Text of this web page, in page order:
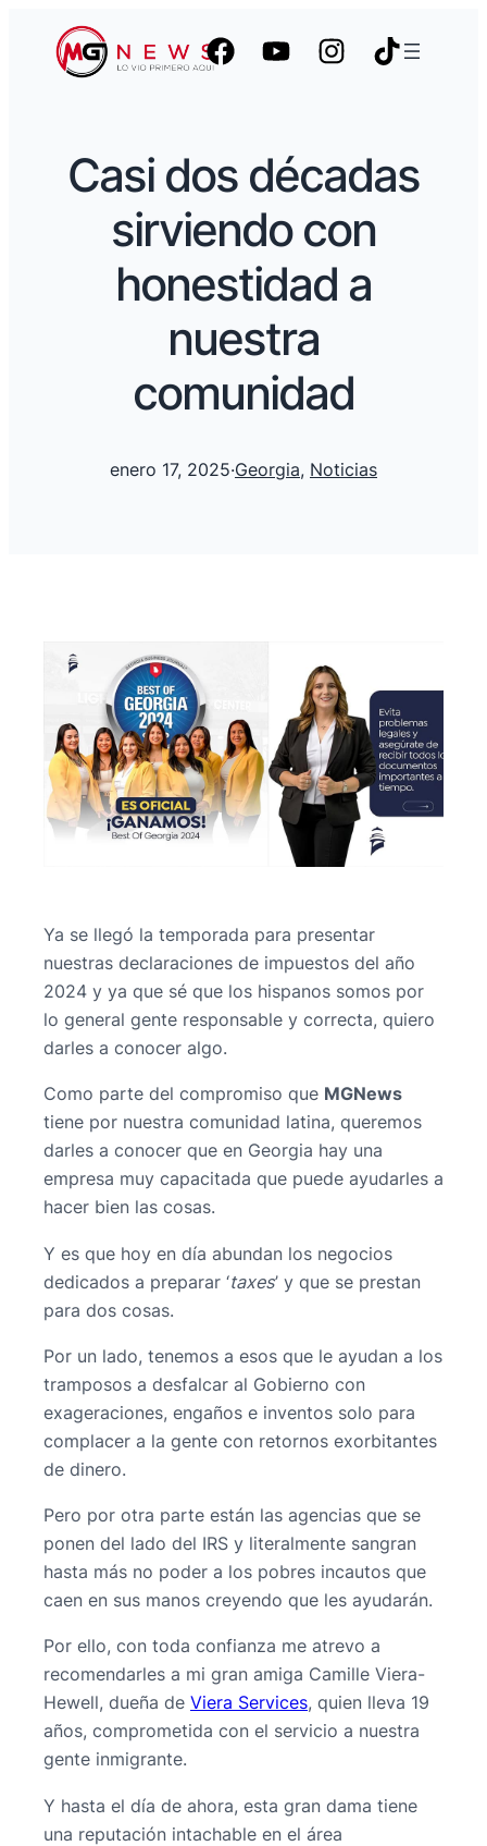
Casi dos décadas
sirviendo con
honestidad a
nuestra
comunidad
enero 17, 2025·Georgia, Noticias
Ya se llegó la temporada para presentar
nuestras declaraciones de impuestos del año
2024 y ya que sé que los hispanos somos por
lo general gente responsable y correcta, quiero
darles a conocer algo.
Como parte del compromiso que MGNews
tiene por nuestra comunidad latina, queremos
darles a conocer que en Georgia hay una
empresa muy capacitada que puede ayudarles a
hacer bien las cosas.
Y es que hoy en día abundan los negocios
dedicados a preparar ‘taxes’ y que se prestan
para dos cosas.
Por un lado, tenemos a esos que le ayudan a los
tramposos a desfalcar al Gobierno con
exageraciones, engaños e inventos solo para
complacer a la gente con retornos exorbitantes
de dinero.
Pero por otra parte están las agencias que se
ponen del lado del IRS y literalmente sangran
hasta más no poder a los pobres incautos que
caen en sus manos creyendo que les ayudarán.
Por ello, con toda confianza me atrevo a
recomendarles a mi gran amiga Camille Viera-
Hewell, dueña de Viera Services, quien lleva 19
años, comprometida con el servicio a nuestra
gente inmigrante.
Y hasta el día de ahora, esta gran dama tiene
una reputación intachable en el área